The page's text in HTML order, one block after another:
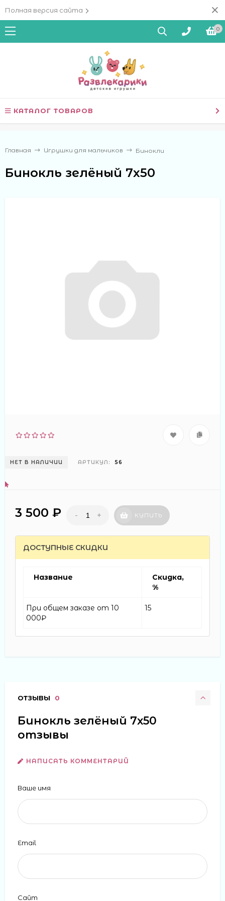
Полная версия сайта
0
КАТАЛОГ ТОВАРОВ
Главная Игрушки для мальчиков Бинокли
Бинокль зелёный 7х50
НЕТ В НАЛИЧИИ АРТИКУЛ: 56
3 500 ₽ - + КУПИТЬ
ДОСТУПНЫЕ СКИДКИ
Название
Скидка,
%
При общем заказе от 10
000₽
15
ОТЗЫВЫ 0
Бинокль зелёный 7х50
отзывы
НАПИСАТЬ КОММЕНТАРИЙ
Ваше имя
Email
Сайт